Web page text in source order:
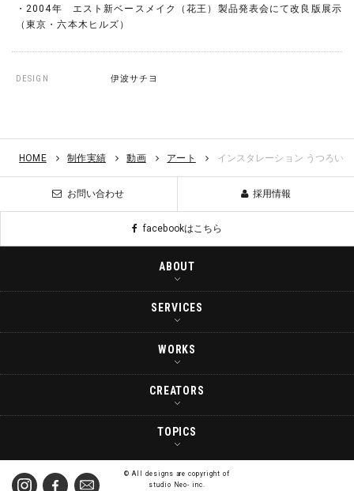
・2004年 エスト新ベースメイク（花王）製品発表会にて改良版展示
（東京・六本木ヒルズ）
DESIGN 伊波サチヨ
HOME 制作実績 動画 アート インスタレーション うつろい
お問い合わせ 採用情報
facebookはこちら
ABOUT
会社概要
企業理念
代表者ごあいさつ
SERVICES
サービス紹介
CI・ロゴ・ブランディング
グラフィックデザイン
WORKS
ALL
Branding
Graphic
CREATORS
クリエイター紹介
TOPICS
お知らせ
© All designs are copyright of
studio Neo- inc.